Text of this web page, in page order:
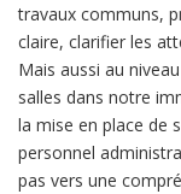
travaux communs,
claire, clarifier les
Mais aussi au
salles dans notre
la mise en place de
personnel
pas vers une